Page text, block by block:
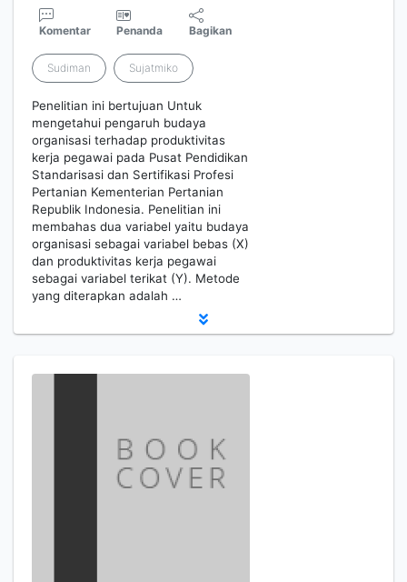
Komentar Penanda Bagikan
Sudiman Sujatmiko
Penelitian ini bertujuan Untuk
mengetahui pengaruh budaya
organisasi terhadap produktivitas
kerja pegawai pada Pusat Pendidikan
Standarisasi dan Sertifikasi Profesi
Pertanian Kementerian Pertanian
Republik Indonesia. Penelitian ini
membahas dua variabel yaitu budaya
organisasi sebagai variabel bebas (X)
dan produktivitas kerja pegawai
sebagai variabel terikat (Y). Metode
yang diterapkan adalah …